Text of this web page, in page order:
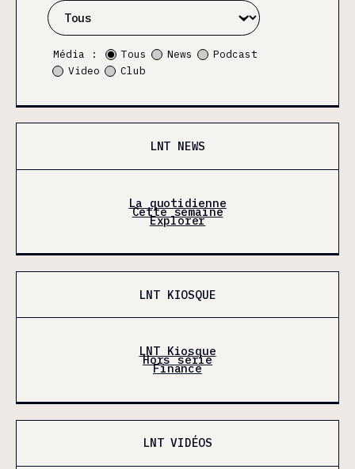
Média : Tous News
Podcast
Video
Club
LNT NEWS
La quotidienne
Cette semaine
Explorer
LNT KIOSQUE
LNT Kiosque
Hors série
Finance
LNT VIDÉOS